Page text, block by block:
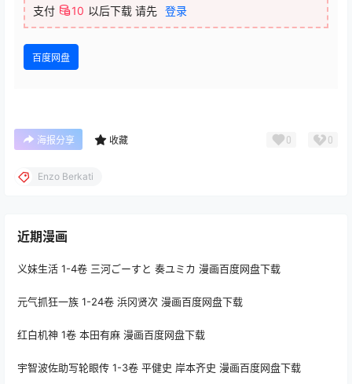
支付 10 以后下载 请先 登录
百度网盘
海报分享 收藏 0 0
Enzo Berkati
近期漫画
义妹生活 1-4卷 三河ごーすと 奏ユミカ 漫画百度网盘下载
元气抓狂一族 1-24卷 浜冈贤次 漫画百度网盘下载
红白机神 1卷 本田有麻 漫画百度网盘下载
宇智波佐助写轮眼传 1-3卷 平健史 岸本齐史 漫画百度网盘下载